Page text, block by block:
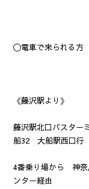
〇電車で来られる方
《藤沢駅より》
藤沢駅北口バスタ
船32 大船駅西口行
4番乗り場から 神
ンター経由